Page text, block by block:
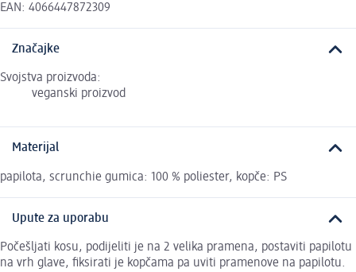
EAN: 4066447872309
Značajke
Svojstva proizvoda:
veganski proizvod
Materijal
papilota, scrunchie gumica: 100 % poliester, kopče: PS
Upute za uporabu
Počešljati kosu, podijeliti je na 2 velika pramena, postaviti papilotu
na vrh glave, fiksirati je kopčama pa uviti pramenove na papilotu.